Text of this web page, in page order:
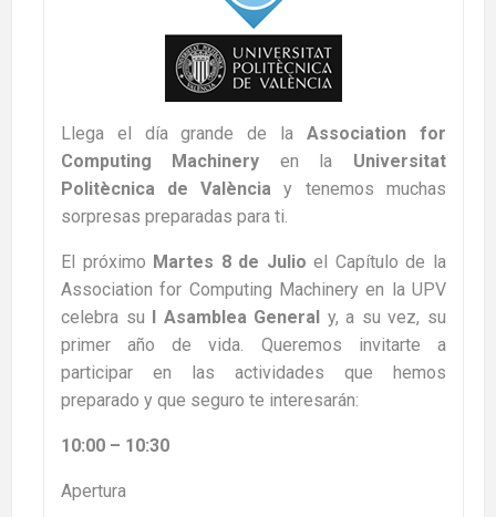
Llega el día grande de la Association for
Computing Machinery en la Universitat
Politècnica de València y tenemos muchas
sorpresas preparadas para ti.
El próximo Martes 8 de Julio el Capítulo de la
Association for Computing Machinery en la UPV
celebra su
I Asamblea General
y, a su vez, su
primer año de vida. Queremos invitarte a
participar en las actividades que hemos
preparado y que seguro te interesarán:
10:00 – 10:30
Apertura